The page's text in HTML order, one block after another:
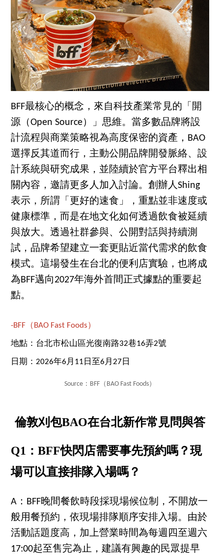
BFF最核心的概念，來自科技產業常見的「開
源（Open Source）」思維。當多數品牌將設
計流程與商業策略視為高度保密的資產，BAO
選擇反其道而行，主動公開品牌開發脈絡、設
計系統與研究成果，並陸續於官方平台釋出相
關內容，邀請更多人加入討論。創辦人Shing
表示，所謂「更好的速食」，重點並非速度或
健康標準，而是在地文化如何透過飲食被延續
與放大。透過社群參與、公開對話與持續測
試，品牌希望建立一套更貼近當代需求的飲食
模式。這場發生在台北的便利店實驗，也將成
為BFF邁向2027年海外首間正式據點的重要起
點。
-BFF（BAO Fast Foods）
地點：台北市松山區光復南路32巷16弄2號
日期：2026年6月11日至6月27日
Source：BFF（BAO Fast Foods）
倫敦刈包BAO在台北新作常見問與答
Q1：BFF快閃店需要事先預約嗎？現
場可以直接排隊入場嗎？
A：BFF晚間餐飲時段採現場候位制，不開放一
般用餐預約，依現場排隊順序安排入場。由於
活動話題度高，加上營業時間為每週四至週六
17:00起至售完為止，建議有興趣的民眾提早